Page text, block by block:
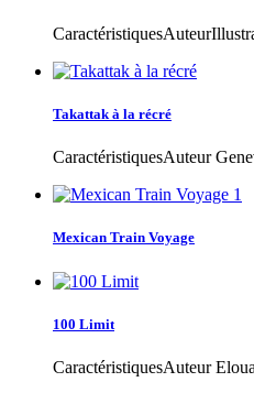
Takattak à la récré
CaractéristiquesAuteur
Mexican Train Voyage
100 Limit
CaractéristiquesAuteur